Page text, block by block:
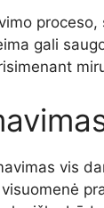
gali
vis